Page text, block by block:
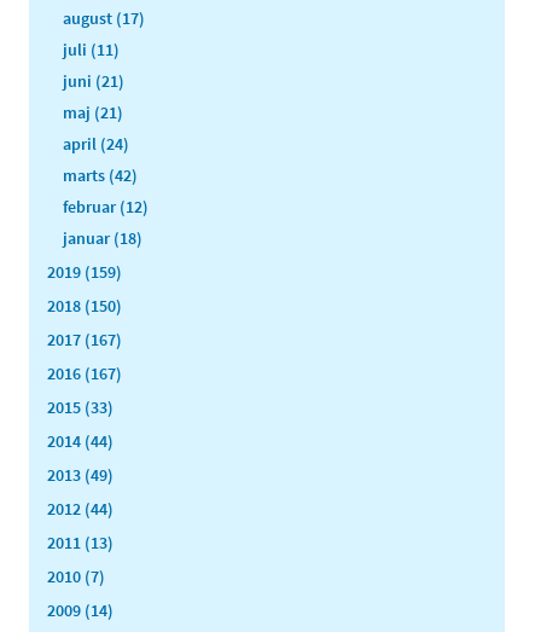
august (17)
juli (11)
juni (21)
maj (21)
april (24)
marts (42)
februar (12)
januar (18)
2019 (159)
2018 (150)
2017 (167)
2016 (167)
2015 (33)
2014 (44)
2013 (49)
2012 (44)
2011 (13)
2010 (7)
2009 (14)